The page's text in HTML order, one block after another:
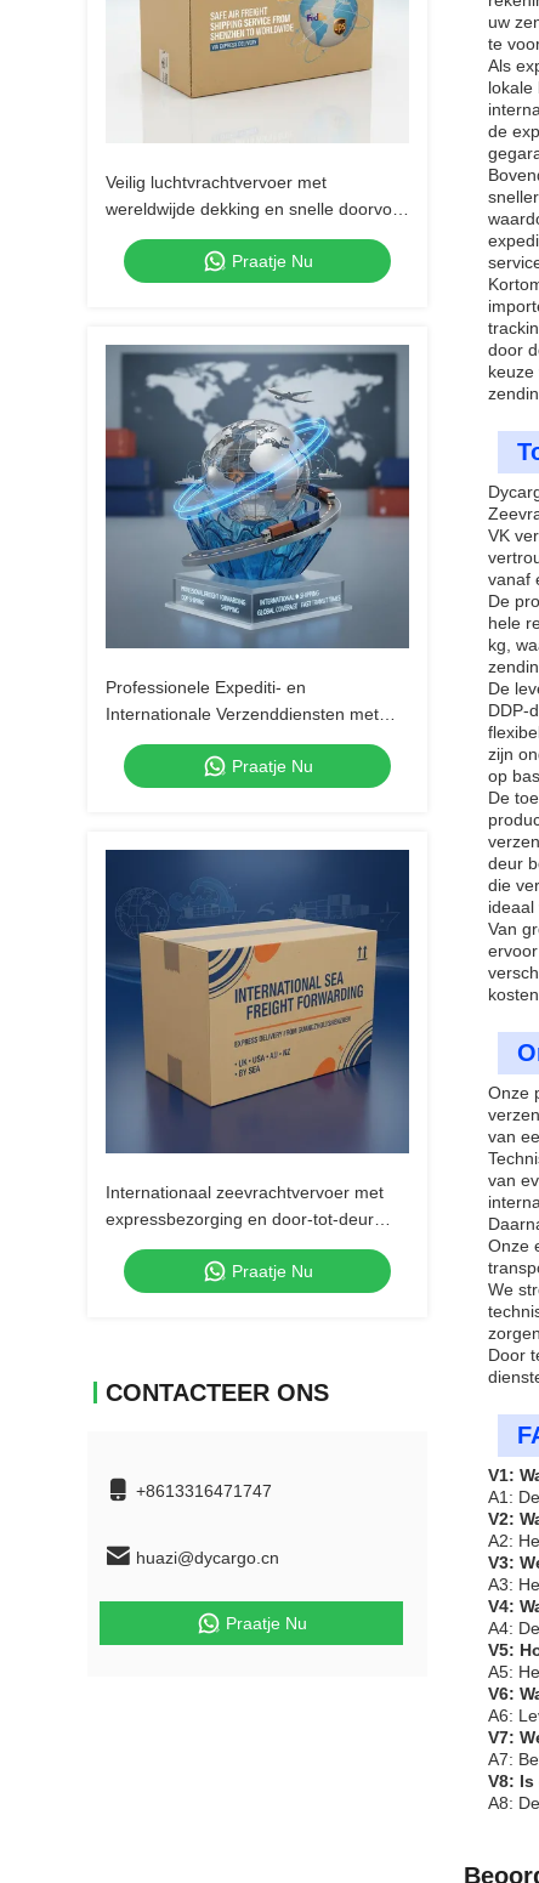
Veilig luchtvrachtvervoer met
wereldwijde dekking en snelle doorvoer
via logistieke diensten voor
expressbezorgingPraatje Nu
Professionele Expediti- en
Internationale Verzenddiensten met
DDP-verzending, Wereldwijde Dekking
en Snelle Doorlooptijden
Praatje Nu
Internationaal zeevrachtvervoer met
expressbezorging en door-tot-deur
snelle zeevrachtdiensten
Praatje Nu
CONTACTEER ONS
+8613316471747
huazi@dycargo.cn
Praatje Nu
uw
te
Als
lokale
de
door
VK
vanaf
De
hele
kg,
De
DDP-
zijn
op
De
deur
die
ideaal
Van
Onze
van
van
Onze
We
Door
V1:
A1:
V2:
A2:
V3:
A3:
V4:
A4:
V5:
A5:
V6:
A6:
V7:
A7:
V8:
A8: